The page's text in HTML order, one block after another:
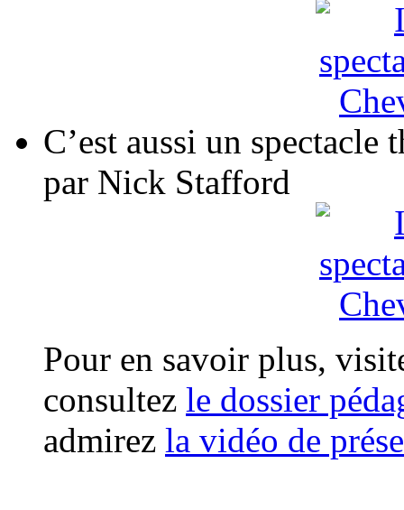
C’est aussi un spectacle
par Nick Stafford
Pour en savoir plus,
consultez le dossier
admirez la vidéo de